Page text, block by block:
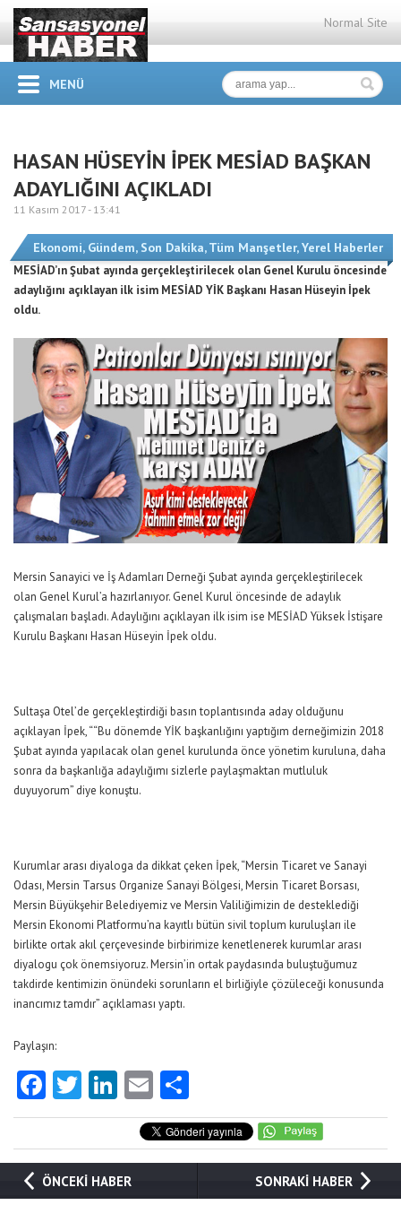
Normal Site
MENÜ
HASAN HÜSEYİN İPEK MESİAD BAŞKAN
ADAYLIĞINI AÇIKLADI
11 Kasım 2017 - 13:41
Ekonomi, Gündem, Son Dakika,Tüm Manşetler,Yerel Haberler
MESİAD’ın Şubat ayında gerçekleştirilecek olan Genel Kurulu öncesinde
adaylığını açıklayan ilk isim MESİAD YİK Başkanı Hasan Hüseyin İpek
oldu.
Mersin Sanayici ve İş Adamları Derneği Şubat ayında gerçekleştirilecek
olan Genel Kurul’a hazırlanıyor. Genel Kurul öncesinde de adaylık
çalışmaları başladı. Adaylığını açıklayan ilk isim ise MESİAD Yüksek İstişare
Kurulu Başkanı Hasan Hüseyin İpek oldu.
Sultaşa Otel’de gerçekleştirdiği basın toplantısında aday olduğunu
açıklayan İpek, ““Bu dönemde YİK başkanlığını yaptığım derneğimizin 2018
Şubat ayında yapılacak olan genel kurulunda önce yönetim kuruluna, daha
sonra da başkanlığa adaylığımı sizlerle paylaşmaktan mutluluk
duyuyorum” diye konuştu.
Kurumlar arası diyaloga da dikkat çeken İpek, “Mersin Ticaret ve Sanayi
Odası, Mersin Tarsus Organize Sanayi Bölgesi, Mersin Ticaret Borsası,
Mersin Büyükşehir Belediyemiz ve Mersin Valiliğimizin de desteklediği
Mersin Ekonomi Platformu’na kayıtlı bütün sivil toplum kuruluşları ile
birlikte ortak akıl çerçevesinde birbirimize kenetlenerek kurumlar arası
diyalogu çok önemsiyoruz. Mersin’in ortak paydasında buluştuğumuz
takdirde kentimizin önündeki sorunların el birliğiyle çözüleceği konusunda
inancımız tamdır” açıklaması yaptı.
Paylaşın:
Facebook
Twitter
LinkedIn
Email
ÖNCEKİ HABER SONRAKİ HABER